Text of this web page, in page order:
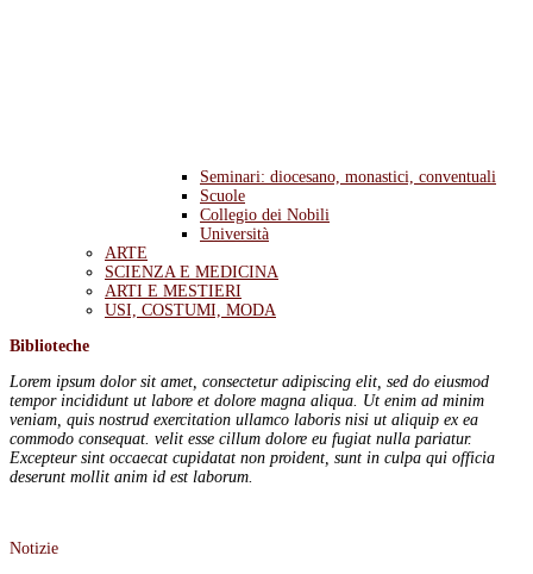
Seminari: diocesano, monastici, conventuali
Scuole
Collegio dei Nobili
Università
ARTE
SCIENZA E MEDICINA
ARTI E MESTIERI
USI, COSTUMI, MODA
Biblioteche
Lorem ipsum dolor sit amet, consectetur adipiscing elit, sed do eiusmod
tempor incididunt ut labore et dolore magna aliqua. Ut enim ad minim
veniam, quis nostrud exercitation ullamco laboris nisi ut aliquip ex ea
commodo consequat. velit esse cillum dolore eu fugiat nulla pariatur.
Excepteur sint occaecat cupidatat non proident, sunt in culpa qui officia
deserunt mollit anim id est laborum.
Notizie